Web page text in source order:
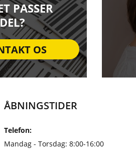
PASSER
OS
ÅBNINGSTIDER
Telefon:
Mandag - Torsdag: 8:00-16:00